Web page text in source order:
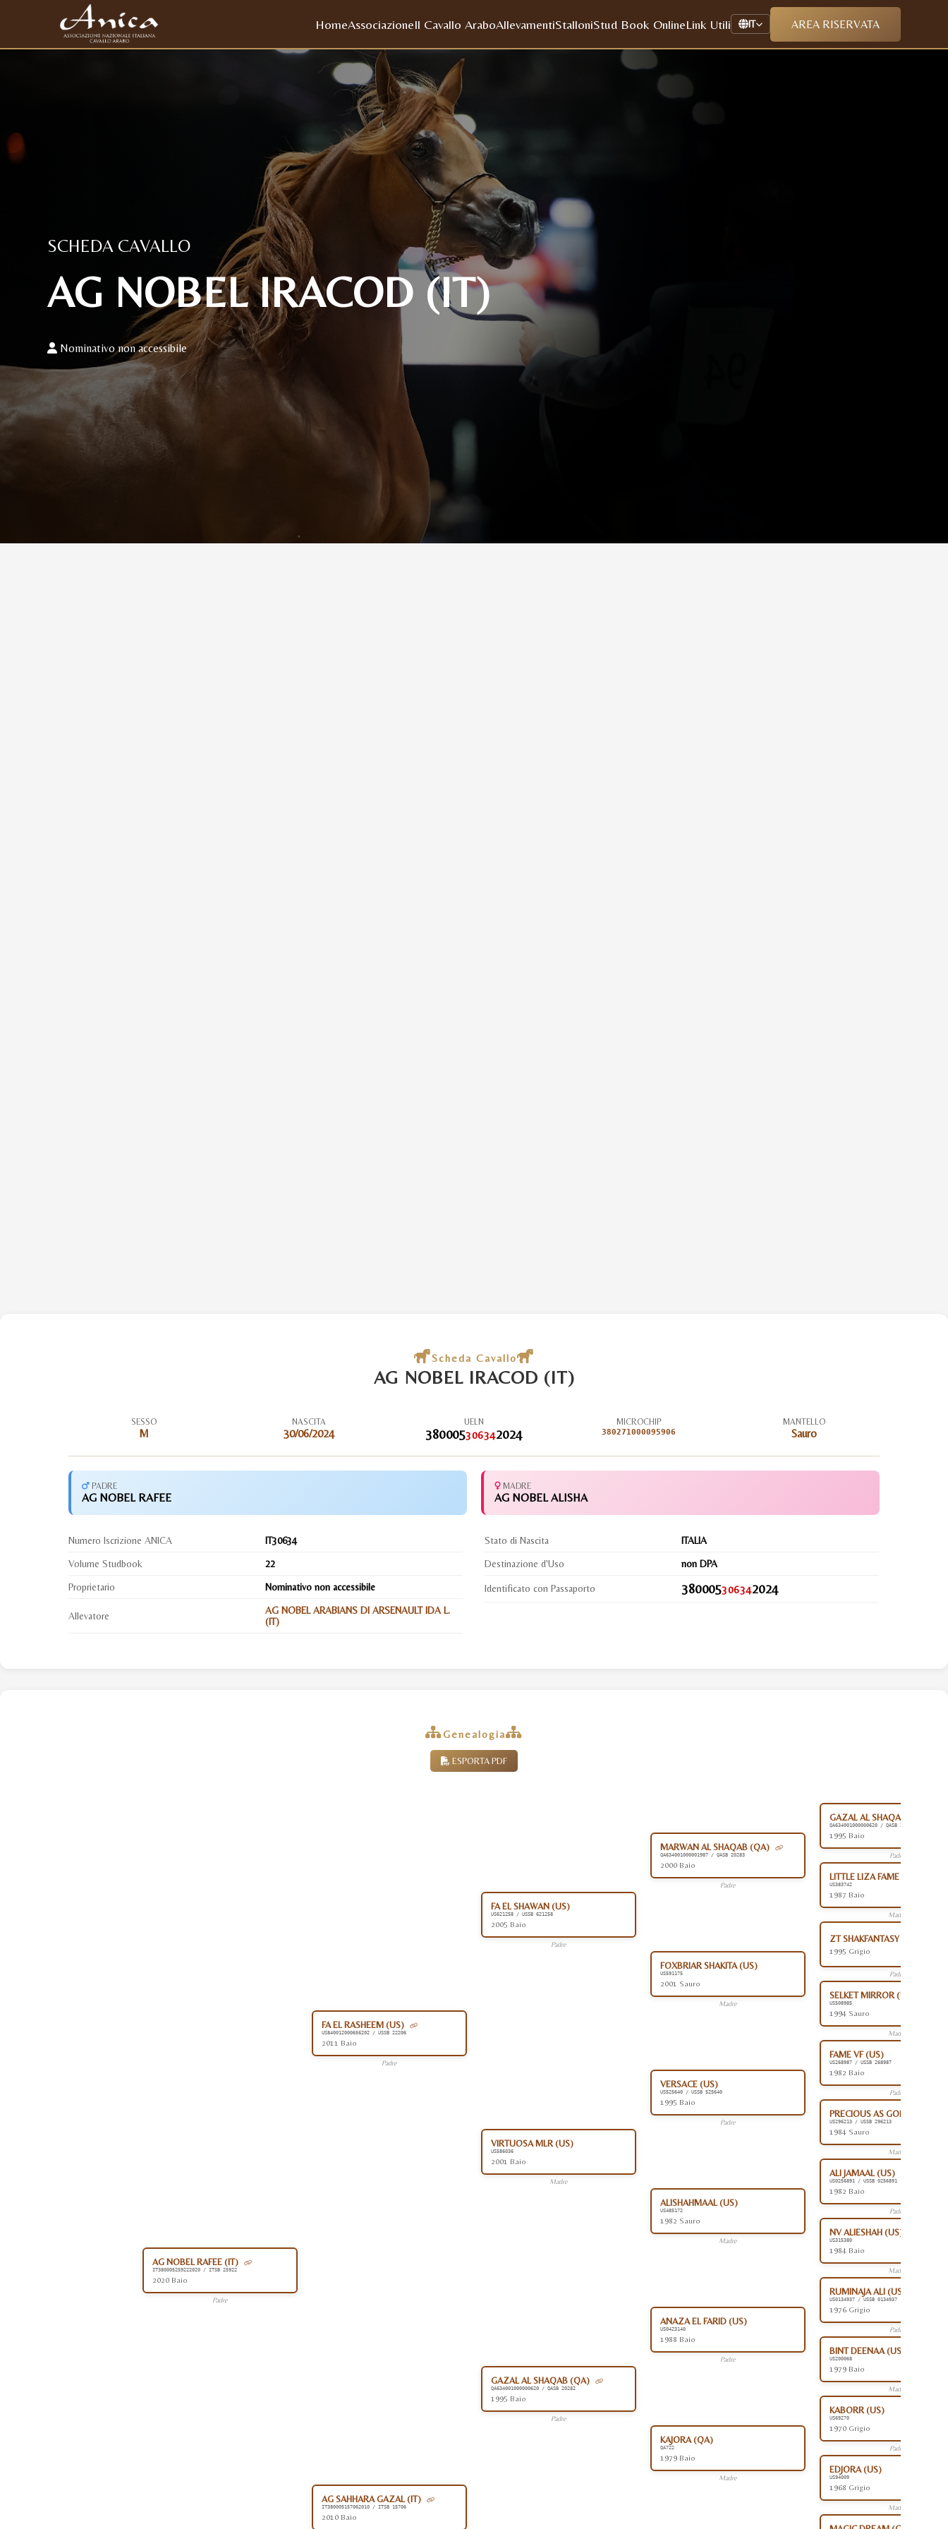
HomeAssociazioneIl Cavallo AraboAllevamentiStalloniStud Book OnlineLink Utili IT AREA RISERVATA
SCHEDA CAVALLO
AG NOBEL IRACOD (IT)
Nominativo non accessibile
Scheda Cavallo
AG NOBEL IRACOD (IT)
SESSO
M
NASCITA
30/06/2024
UELN
380005306342024
MICROCHIP
380271000095906
MANTELLO
Sauro
PADRE
AG NOBEL RAFEE
MADRE
AG NOBEL ALISHA
Numero Iscrizione ANICA IT30634
Volume Studbook 22
Proprietario Nominativo non accessibile
Allevatore
AG NOBEL ARABIANS DI ARSENAULT IDA L.
(IT)
Stato di Nascita ITALIA
Destinazione d'Uso non DPA
Identificato con Passaporto 380005306342024
Genealogia
ESPORTA PDF
AG NOBEL RAFEE (IT)
IT380005259222020 / ITSB 25922
2020 Baio
Padre
FA EL RASHEEM (US)
US840012000656202 / USSB 22206
2011 Baio
Padre
FA EL SHAWAN (US)
US621258 / USSB 621258
2005 Baio
Padre
MARWAN AL SHAQAB (QA)
QA634001000001987 / QASB 20283
2000 Baio
Padre
GAZAL AL SHAQAB (QA)
QA634001000000620 / QASB 20282
1995 Baio
Padre
LITTLE LIZA FAME (US)
US383742
1987 Baio
Madre
FOXBRIAR SHAKITA (US)
US591175
2001 Sauro
Madre
ZT SHAKFANTASY (AR)
1995 Grigio
Padre
SELKET MIRROR (US)
US508985
1994 Sauro
Madre
VIRTUOSA MLR (US)
US586036
2001 Baio
Madre
VERSACE (US)
US525640 / USSB 525640
1995 Baio
Padre
FAME VF (US)
US268987 / USSB 268987
1982 Baio
Padre
PRECIOUS AS GOLD (US)
US296213 / USSB 296213
1984 Sauro
Madre
ALISHAHMAAL (US)
US485172
1982 Sauro
Madre
ALI JAMAAL (US)
US0256891 / USSB 0256891
1982 Baio
Padre
NV ALIESHAH (US)
US315380
1984 Baio
Madre
AG SAHHARA GAZAL (IT)
IT380005157062010 / ITSB 15706
2010 Baio
GAZAL AL SHAQAB (QA)
QA634001000000620 / QASB 20282
1995 Baio
Padre
ANAZA EL FARID (US)
US0423140
1988 Baio
Padre
RUMINAJA ALI (US)
US0134937 / USSB 0134937
1976 Grigio
Padre
BINT DEENAA (US)
US200068
1979 Baio
Madre
KAJORA (QA)
QA722
1979 Baio
Madre
KABORR (US)
US69270
1970 Grigio
Padre
EDJORA (US)
US94009
1968 Grigio
Madre